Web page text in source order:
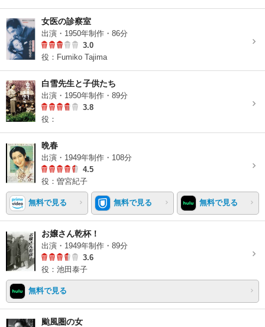
女医の診察室
出演・1950年制作・86分
3.0
役：Fumiko Tajima
白雪先生と子供たち
出演・1950年制作・89分
3.8
役：
晩春
出演・1949年制作・108分
4.5
役：曽宮紀子
無料で見る 無料で見る 無料で見る
お嬢さん乾杯！
出演・1949年制作・89分
3.6
役：池田泰子
無料で見る
颱風圏の女